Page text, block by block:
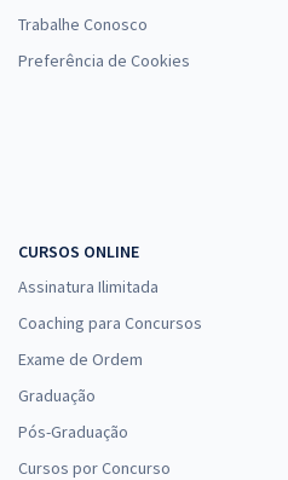
Trabalhe Conosco
Preferência de Cookies
CURSOS ONLINE
Assinatura Ilimitada
Coaching para Concursos
Exame de Ordem
Graduação
Pós-Graduação
Cursos por Concurso